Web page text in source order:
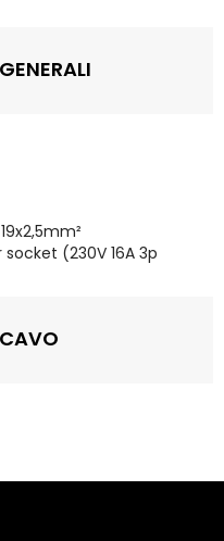
(230V 16A 3p